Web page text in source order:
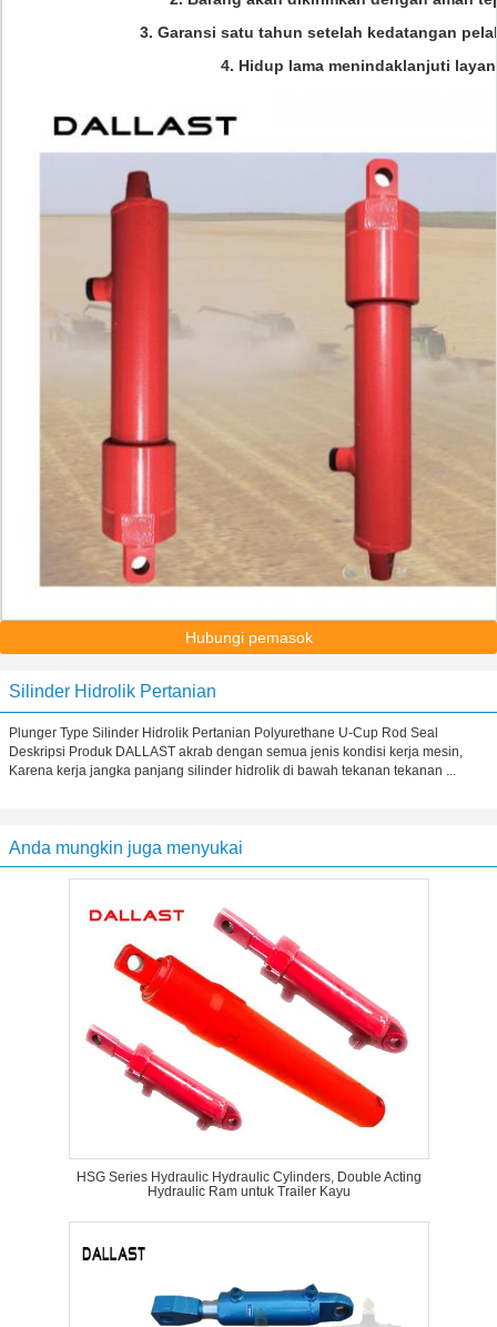
3. Garansi satu tahun setelah kedatangan
4. Hidup lama menindaklanjuti
Hubungi pemasok
Silinder Hidrolik Pertanian
Plunger Type Silinder Hidrolik Pertanian Polyurethane U-Cup Rod Seal
Deskripsi Produk DALLAST akrab dengan semua jenis kondisi kerja mesin,
Karena kerja jangka panjang silinder hidrolik di bawah tekanan tekanan ...
Anda mungkin juga menyukai
HSG Series Hydraulic Hydraulic Cylinders, Double Acting
Hydraulic Ram untuk Trailer Kayu